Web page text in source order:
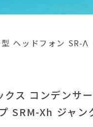
ヘッドフォン SR-
クス コンデン
SRM-Xh ジャン